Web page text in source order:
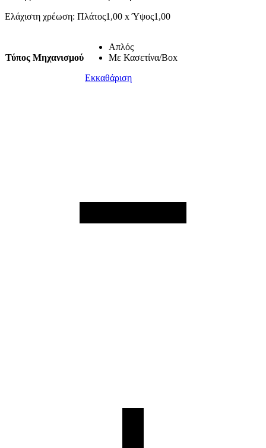
Ελάχιστη χρέωση: Πλάτος1,00 x Ύψος1,00
Τύπος Μηχανισμού
Απλός
Με Κασετίνα/Box
Εκκαθάριση